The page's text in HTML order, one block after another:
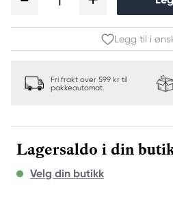
Legg til i
Fri frakt over 599 kr til
pakkeautomat.
Lagersaldo i din
Velg din butikk